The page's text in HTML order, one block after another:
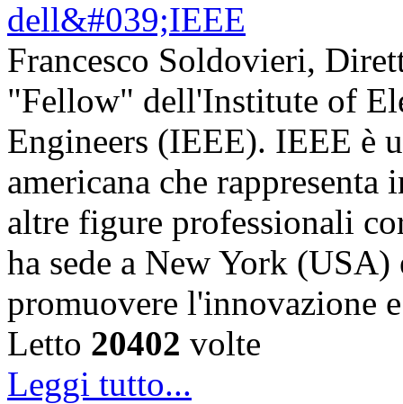
Francesco Soldovieri,
"Fellow" dell'Institute of
Engineers (IEEE). IEEE è
americana che
altre figure professionali
ha sede a New York
promuovere l'innovazione
Letto 20402 volte
Leggi tutto...